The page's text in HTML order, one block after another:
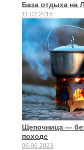
База отдыха на
11.02.2016
Щепочница —
походе
06.06.2023